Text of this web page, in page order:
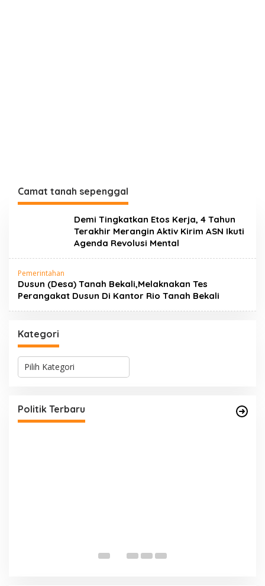
Camat tanah sepenggal
Demi Tingkatkan Etos Kerja, 4 Tahun
Terakhir Merangin Aktiv Kirim ASN Ikuti
Agenda Revolusi Mental
Pemerintahan
Dusun (Desa) Tanah Bekali,Melaknakan Tes
Perangakat Dusun Di Kantor Rio Tanah Bekali
Kategori
K
g
o
r
Politik Terbaru
Di Bungo, Politik, Provinsi Jambi